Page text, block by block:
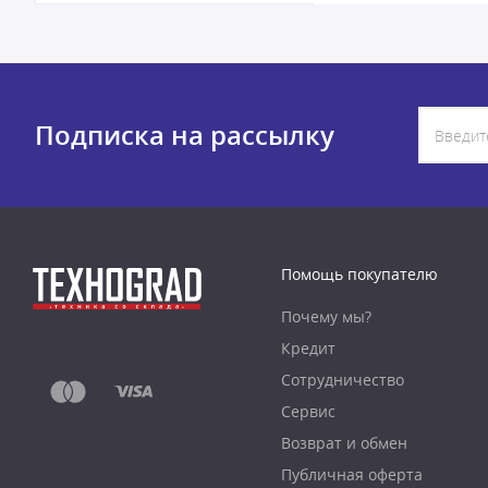
Подписка на рассылку
Помощь покупателю
Почему мы?
Кредит
Сотрудничество
Сервис
Возврат и обмен
Публичная оферта